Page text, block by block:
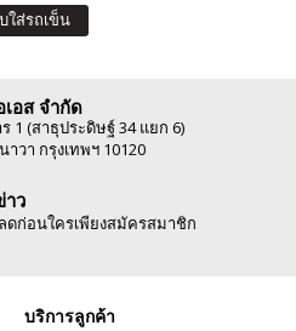
ใส่รถเข็น
อส จำกัด
1 (สาธุประดิษฐ์ 34 แยก 6)
วา กรุงเทพฯ 10120
ว
ก่อนใครเพียงสมัครสมาชิก
บริการลูกค้า